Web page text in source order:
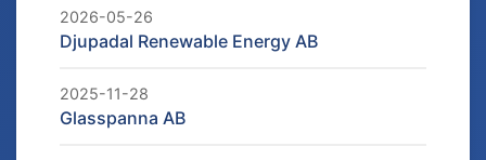
2026-05-26
Djupadal Renewable Energy AB
2025-11-28
Glasspanna AB